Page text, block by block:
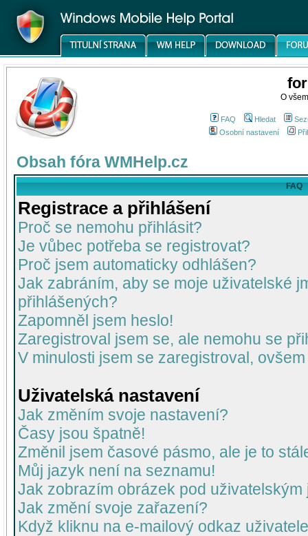
O
FAQ Hledat
Osobní nastavení
Obsah fóra WMHelp.cz
FAQ
Registrace a přihlášení
Proč se nemohu přihlásit?
Je vůbec potřeba se registrovat?
Proč jsem automaticky odhlášen?
Jak zabráním, aby se moje uživatelské
přihlášených?
Zapomněl jsem heslo!
Zaregistroval jsem se, ale nemohu se
V minulosti jsem se zaregistroval,
Uživatelská nastavení
Jak změním svoje nastavení?
Časy jsou špatně!
Změnil jsem časové pásmo, ale je to
Můj jazyk není na seznamu!
Jak zobrazím obrázek pod uživatelským
Jak změní svoje zařazení?
Když kliknu na e-mailový odkaz